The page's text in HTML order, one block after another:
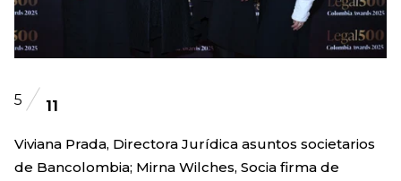
5 11
Viviana Prada, Directora Jurídica asuntos societarios
de Bancolombia; Mirna Wilches, Socia firma de